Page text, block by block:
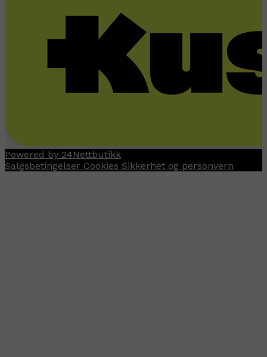
Powered by 24Nettbutikk
Salgsbetingelser Cookies Sikkerhet og personvern